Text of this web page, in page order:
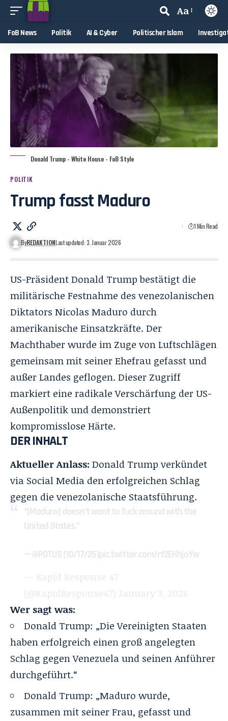
Aa
FoB News Politik AI & Cyber Politischer Islam
Donald Trump - White House - FoB Style
POLITIK
Trump fasst Maduro
ByREDAKTIONLast updated: 3. Januar 2026
1 Min Read
US-Präsident Donald Trump bestätigt die
militärische Festnahme des venezolanischen
Diktators Nicolas Maduro durch
amerikanische Einsatzkräfte. Der
Machthaber wurde im Zuge von Luftschlägen
gemeinsam mit seiner Ehefrau gefasst und
außer Landes geflogen. Dieser Zugriff
markiert eine radikale Verschärfung der US-
Außenpolitik und demonstriert
kompromisslose Härte.
DER INHALT
Aktueller Anlass: Donald Trump verkündet
via Social Media den erfolgreichen Schlag
gegen die venezolanische Staatsführung.
“[Maduro] doesn’t want to fuck around with the
United States.”
—@POTUS(10/17/25)pic.twitter.com/rf2EHhjoYw
— Rapid Response 47
(@RapidResponse47) January 3, 2026
Wer sagt was:
Donald Trump: „Die Vereinigten Staaten
haben erfolgreich einen groß angelegten
Schlag gegen Venezuela und seinen Anführer
durchgeführt.“
Donald Trump: „Maduro wurde,
zusammen mit seiner Frau, gefasst und